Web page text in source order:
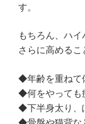
す。
もちろん、ハ
さらに高めるこ
◆年齢を重ねて
◆何をやっても
◆下半身太り、